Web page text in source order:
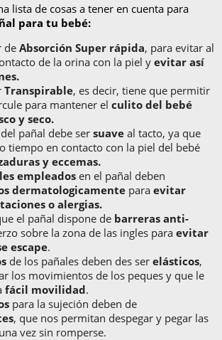
lista de cosas a tener en cuenta para
para tu bebé:
de Absorción Super rápida, para evitar al
de la orina con la piel y evitar así
Transpirable, es decir, tiene que permitir
para mantener el culito del bebé
y seco.
pañal debe ser suave al tacto, ya que
tiempo en contacto con la piel del bebé
y eccemas.
empleados en el pañal deben
dermatologicamente para evitar
o alergias.
el pañal dispone de barreras anti-
sobre la zona de las ingles para evitar
escape.
de los pañales deben des ser elásticos,
los movimientos de los peques y que le
fácil movilidad.
para la sujeción deben de
, que nos permitan despegar y pegar las
vez sin romperse.